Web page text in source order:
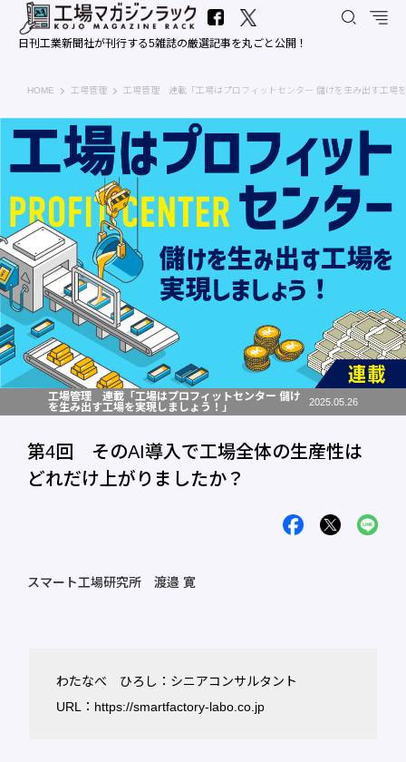
日刊工業新聞社が刊行する5雑誌の厳選記事を丸ごと公開！
HOME 工場マガジンラック｜日刊工業新聞社
工場管理 工場管理 連載「工場はプロフィットセンター 儲けを生み出す工場
工場管理 連載「工場はプロフィットセンター 儲け
を生み出す工場を実現しましょう！」
2025.05.26
第4回 そのAI導入で工場全体の生産性は
どれだけ上がりましたか？
スマート工場研究所 渡邉 寛
わたなべ ひろし：シニアコンサルタント
URL： https://smartfactory-labo.co.jp